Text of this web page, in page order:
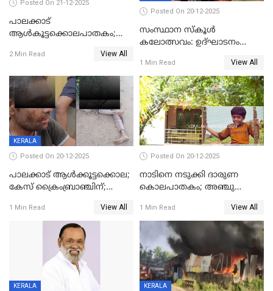
Posted On 21-12-2025
പാലക്കാട്‌
ആൾകൂട്ടക്കൊലപാതകം;
ഊർജ്ജിതമാക്കിമാക്കി
2 Min Read View All
Posted On 20-12-2025
സംസ്ഥാന സ്കൂൾ
കലോത്സവം: ഉദ്ഘാടനം
മുഖ്യാതിഥിയായി
മോഹൻലാൽ
1 Min Read View All
KERALA
Posted On 20-12-2025
പാലക്കാട് ആൾക്കൂട്ടക്കൊല;
കേസ് ക്രൈംബ്രാഞ്ചിന്;
അന്വേഷിക്കും
1 Min Read View All
Posted On 20-12-2025
നാടിനെ നടുക്കി ദാരുണ
കൊലപാതകം; അഞ്ചു
കഴുത്തുഞെരിച്ച് കൊന്നു
1 Min Read View All
KERALA KERALA